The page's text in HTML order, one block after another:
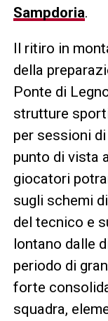
Sampdoria.
Il ritiro in
della
Ponte di
strutture
per sessioni
punto di vista
giocatori
sugli schemi
del tecnico e
lontano dalle
periodo di
forte
squadra,